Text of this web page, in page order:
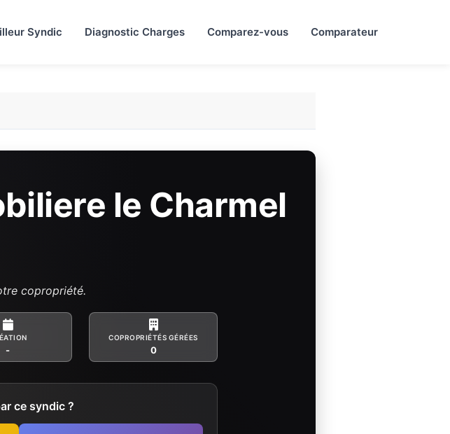
Syndic Diagnostic Charges Comparez-vous Comparateur
le Charmel
copropriété.
-
COPROPRIÉTÉS GÉRÉES
0
ce syndic ?